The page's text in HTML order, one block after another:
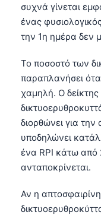
συχνά γίνεται
ένας
την 1η ημέρα δεν
Το ποσοστό των
παραπλανήσει
χαμηλή. Ο
διορθώνει για
υποδηλώνει
ένα RPI κάτω από
ανταποκρίνεται.
Αν η